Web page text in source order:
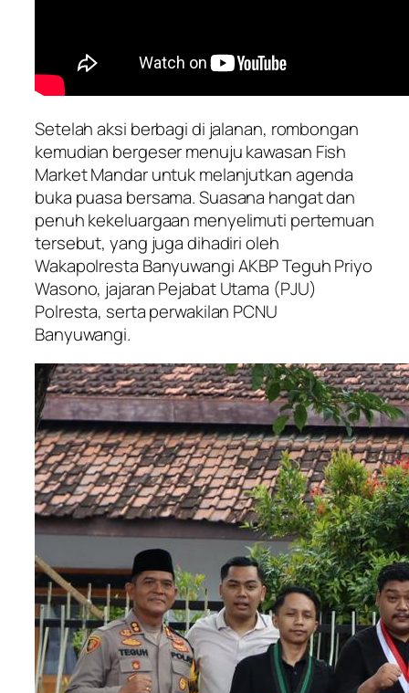
Setelah aksi berbagi di jalanan, rombongan
kemudian bergeser menuju kawasan Fish
Market Mandar untuk melanjutkan agenda
buka puasa bersama. Suasana hangat dan
penuh kekeluargaan menyelimuti pertemuan
tersebut, yang juga dihadiri oleh
Wakapolresta Banyuwangi AKBP Teguh Priyo
Wasono, jajaran Pejabat Utama (PJU)
Polresta, serta perwakilan PCNU
Banyuwangi.